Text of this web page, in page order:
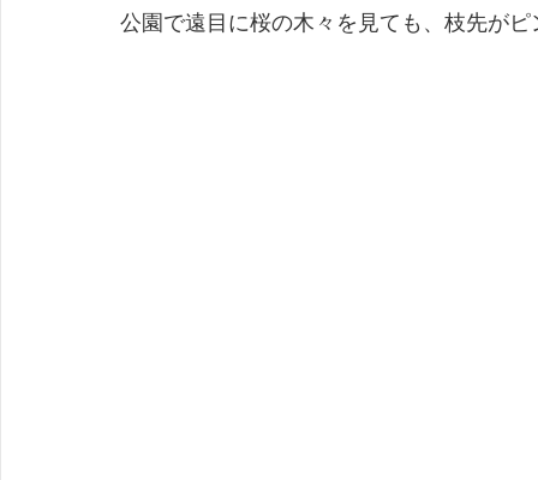
公園で遠目に桜の木々を見ても、枝先が